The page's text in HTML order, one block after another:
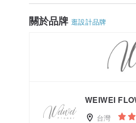
關於品牌 逛設計品牌
WEIWEI
台灣